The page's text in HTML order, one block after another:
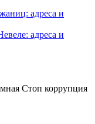
адреса и
адреса и
Стоп коррупция